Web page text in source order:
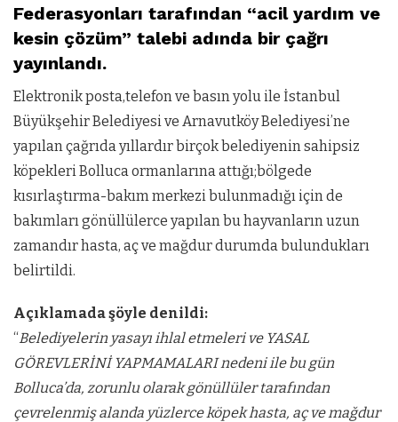
Federasyonları tarafından “acil yardım ve
kesin çözüm” talebi adında bir çağrı
yayınlandı.
Elektronik posta,telefon ve basın yolu ile İstanbul
Büyükşehir Belediyesi ve Arnavutköy Belediyesi’ne
yapılan çağrıda yıllardır birçok belediyenin sahipsiz
köpekleri Bolluca ormanlarına attığı;bölgede
kısırlaştırma-bakım merkezi bulunmadığı için de
bakımları gönüllülerce yapılan bu hayvanların uzun
zamandır hasta, aç ve mağdur durumda bulundukları
belirtildi.
Açıklamada şöyle denildi:
“Belediyelerin yasayı ihlal etmeleri ve YASAL
GÖREVLERİNİ YAPMAMALARI nedeni ile bu gün
Bolluca’da, zorunlu olarak gönüllüler tarafından
çevrelenmiş alanda yüzlerce köpek hasta, aç ve mağdur